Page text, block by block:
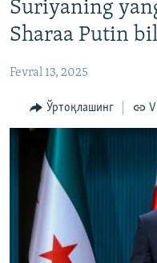
ўтинг
Қидиришга
OZODARXIV
На русском
ИЖТИМОИЙ ТАРМОҚЛАР
Озодлик бошқа
Suriyaning
Sharaa Putin
Fevral 13, 2025
Ўртоқлашинг